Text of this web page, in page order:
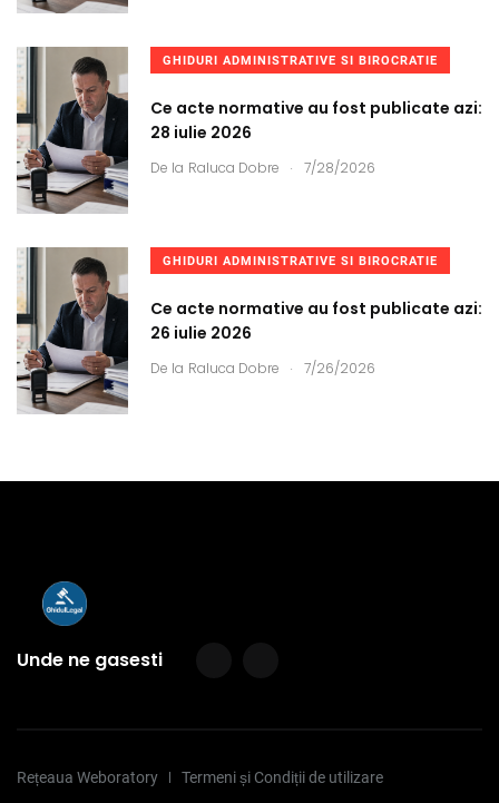
GHIDURI ADMINISTRATIVE SI BIROCRATIE
Ce acte normative au fost publicate azi:
28 iulie 2026
De la Raluca Dobre . 7/28/2026
GHIDURI ADMINISTRATIVE SI BIROCRATIE
Ce acte normative au fost publicate azi:
26 iulie 2026
De la Raluca Dobre . 7/26/2026
Unde ne gasesti
Rețeaua Weboratory
Termeni și Condiții de utilizare